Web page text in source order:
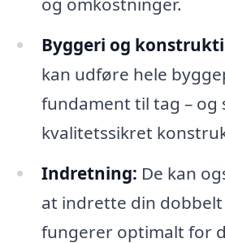
Byggeri og
kan udføre hele
fundament til tag – og
kvalitetssikret
Indretning: De kan
at indrette din
fungerer optimalt for